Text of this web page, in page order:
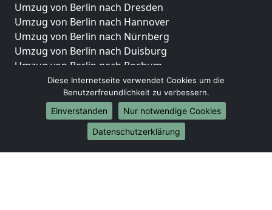
Umzug von Berlin nach Dresden
Umzug von Berlin nach Hannover
Umzug von Berlin nach Nürnberg
Umzug von Berlin nach Duisburg
Umzug von Berlin nach Bochum
Umzug von Berlin nach Wuppertal
Umzug von Berlin nach Bielefeld
Umzug von Berlin nach Bonn
Umzug von Berlin nach Münster
Diese Internetseite verwendet Cookies um die
Benutzerfreundlichkeit zu verbessern.
Einverstanden
Nur notwendige Cookies
Datenschutzerklärung